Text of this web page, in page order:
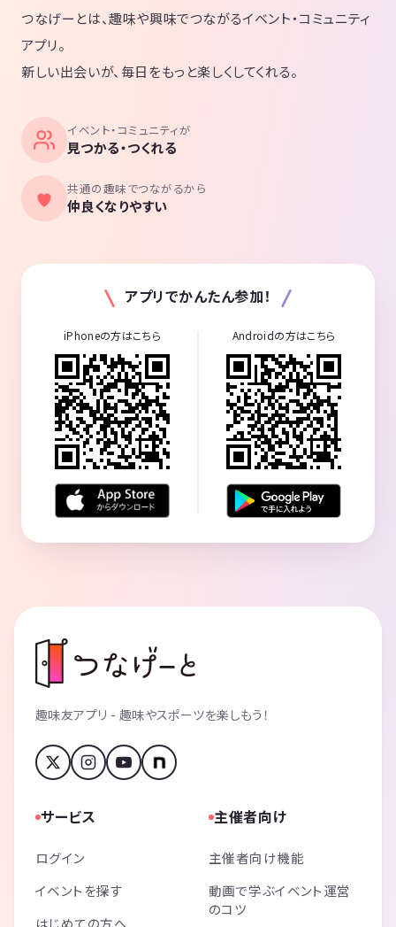
つなげーとは、趣味や興味でつながるイベント・コミュニティ
アプリ。
新しい出会いが、毎日をもっと楽しくしてくれる。
イベント・コミュニティが
見つかる・つくれる
共通の趣味でつながるから
仲良くなりやすい
アプリでかんたん参加！
iPhoneの方はこちら Androidの方はこちら
趣味友アプリ - 趣味やスポーツを楽しもう！
サービス
ログイン
イベントを探す
はじめての方へ
主催者向け
主催者向け機能
動画で学ぶイベント運営
のコツ